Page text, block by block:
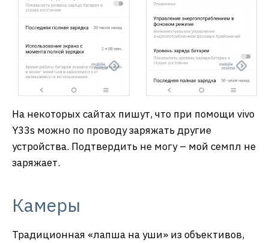
На некоторых сайтах пишут, что при помощи vivo
Y33s можно по проводу заряжать другие
устройства. Подтвердить не могу – мой семпл не
заряжает.
Камеры
Традиционная «лапша на уши» из объективов,